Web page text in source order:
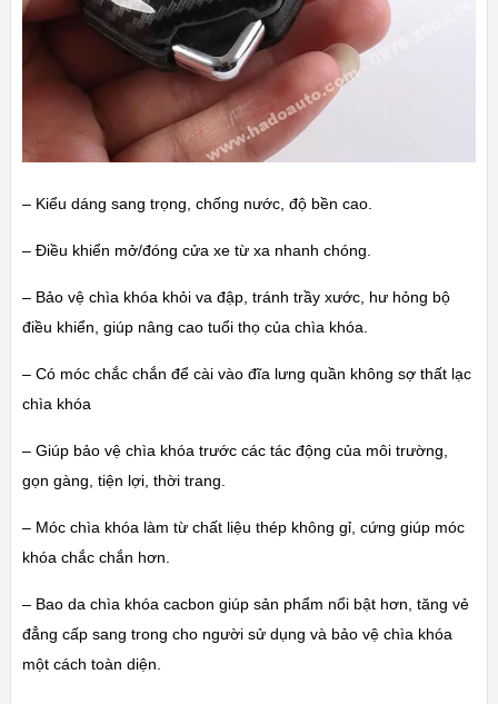
– Kiểu dáng sang trọng, chống nước, độ bền cao.
– Điều khiển mở/đóng cửa xe từ xa nhanh chóng.
– Bảo vệ chìa khóa khỏi va đập, tránh trầy xước, hư hỏng bộ
điều khiển, giúp nâng cao tuổi thọ của chìa khóa.
– Có móc chắc chắn để cài vào đĩa lưng quần không sợ thất lạc
chìa khóa
– Giúp bảo vệ chìa khóa trước các tác động của môi trường,
gọn gàng, tiện lợi, thời trang.
– Móc chìa khóa làm từ chất liệu thép không gỉ, cứng giúp móc
khóa chắc chắn hơn.
– Bao da chìa khóa cacbon giúp sản phẩm nổi bật hơn, tăng vẻ
đẳng cấp sang trong cho người sử dụng và bảo vệ chìa khóa
một cách toàn diện.